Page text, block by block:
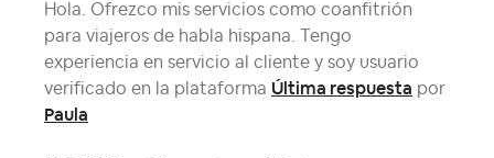
Hola. Ofrezco mis servicios como coanfitrión
para viajeros de habla hispana. Tengo
experiencia en servicio al cliente y soy usuario
verificado en la plataforma Última respuesta por
Paula